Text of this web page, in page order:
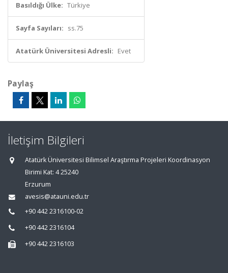
Basıldığı Ülke: Türkiye
Sayfa Sayıları: ss.75
Atatürk Üniversitesi Adresli: Evet
Paylaş
İletişim Bilgileri
Atatürk Üniversitesi Bilimsel Araştırma Projeleri Koordinasyon
Birimi Kat: 4 25240
Erzurum
avesis@atauni.edu.tr
+90 442 2316100-02
+90 442 2316104
+90 442 2316103